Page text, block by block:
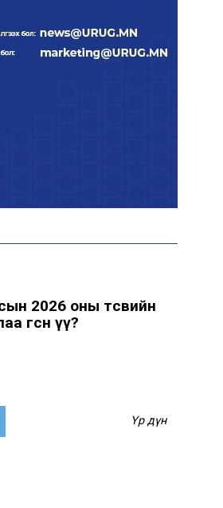
Голомт банк АНЭУ-ын
Mashreq банканд Дирхам
Өчигдөр 102 тусгай
2026 оны төсвийн
өгсөн үү?
Үр дүн